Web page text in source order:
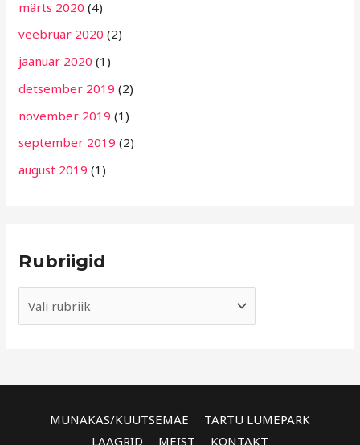
märts 2020 (4)
veebruar 2020 (2)
jaanuar 2020 (1)
detsember 2019 (2)
november 2019 (1)
september 2019 (2)
august 2019 (1)
Rubriigid
MUNAKAS/KUUTSEMÄE
TARTU LUMEPARK
LAAGRID
MEIST KONTAKT